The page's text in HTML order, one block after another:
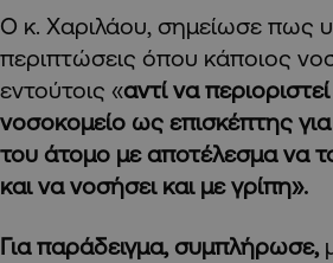
Ο κ. Χαριλάου, σημείωσε πως
περιπτώσεις όπου κάποιος
εντούτοις «αντί να
νοσοκομείο ως επισκέπτης για
του άτομο με αποτέλεσμα να
και να νοσήσει και με γρίπη».
Για παράδειγμα, συμπλήρωσε,